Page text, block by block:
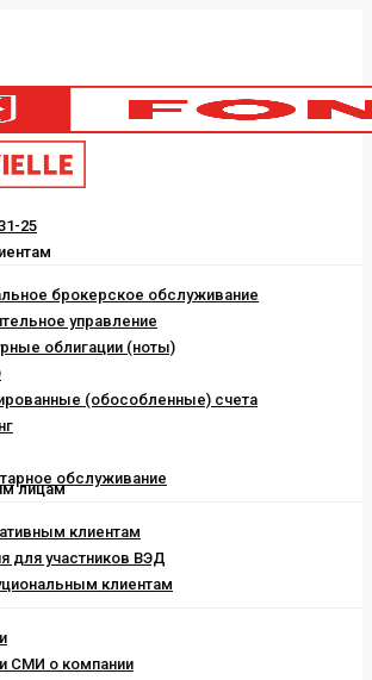
25
брокерское обслуживание
управление
облигации (ноты)
(обособленные) счета
обслуживание
лицам
клиентам
для участников ВЭД
клиентам
СМИ о компании